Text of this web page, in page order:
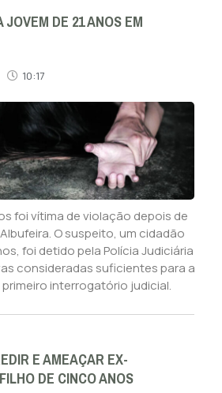
DE 21 ANOS EM
10:17
foi vítima de violação depois de
O suspeito, um cidadão
foi detido pela Polícia Judiciária
consideradas suficientes para a
interrogatório judicial.
E AMEAÇAR EX-
DE CINCO ANOS